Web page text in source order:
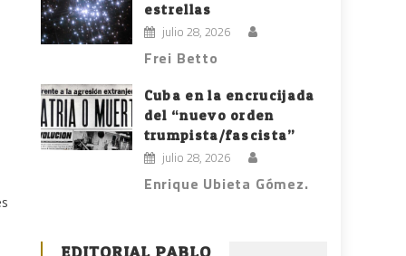
estrellas
julio 28, 2026
Frei Betto
Cuba en la encrucijada
del “nuevo orden
trumpista/fascista”
julio 28, 2026
Enrique Ubieta Gómez.